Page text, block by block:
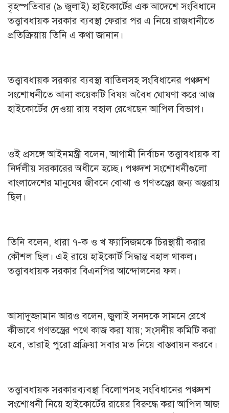
বৃহস্পতিবার (৯ জুলাই) হাইকোর্টের এক আদেশে সংবিধানে
তত্ত্বাবধায়ক সরকার ব্যবস্থা ফেরার পর এ নিয়ে রাজধানীতে
প্রতিক্রিয়ায় তিনি এ কথা জানান।
তত্ত্বাবধায়ক সরকার ব্যবস্থা বাতিলসহ সংবিধানের পঞ্চদশ
সংশোধনীতে আনা কয়েকটি বিষয় অবৈধ ঘোষণা করে আজ
হাইকোর্টের দেওয়া রায় বহাল রেখেছেন আপিল বিভাগ।
ওই প্রসঙ্গে আইনমন্ত্রী বলেন, আগামী নির্বাচন তত্ত্বাবধায়ক বা
নির্দলীয় সরকারের অধীনে হচ্ছে। পঞ্চদশ সংশোধনীগুলো
বাংলাদেশের মানুষের জীবনে বোঝা ও গণতন্ত্রের জন্য অন্তরায়
ছিল।
তিনি বলেন, ধারা ৭-ক ও খ ফ্যাসিজমকে চিরস্থায়ী করার
কৌশল ছিল। এই রায়ে হাইকোর্ট সিদ্ধান্ত বহাল থাকল।
তত্ত্বাবধায়ক সরকার বিএনপির আন্দোলনের ফল।
আসাদুজ্জামান আরও বলেন, জুলাই সনদকে সামনে রেখে
কীভাবে গণতন্ত্রের পথে কাজ করা যায়; সংসদীয় কমিটি করা
হবে, তারাই পুরো প্রক্রিয়া সবার মত নিয়ে বাস্তবায়ন করবে।
তত্ত্বাবধায়ক সরকারব্যবস্থা বিলোপসহ সংবিধানের পঞ্চদশ
সংশোধনী নিয়ে হাইকোর্টের রায়ের বিরুদ্ধে করা আপিল আজ